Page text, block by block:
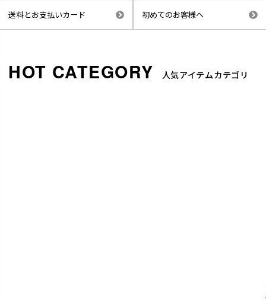
送料とお支払いカード 初めてのお客様へ
人気アイテムカテゴリ